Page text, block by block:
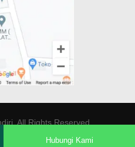
. All Rights Reserved.
Hubungi Kami